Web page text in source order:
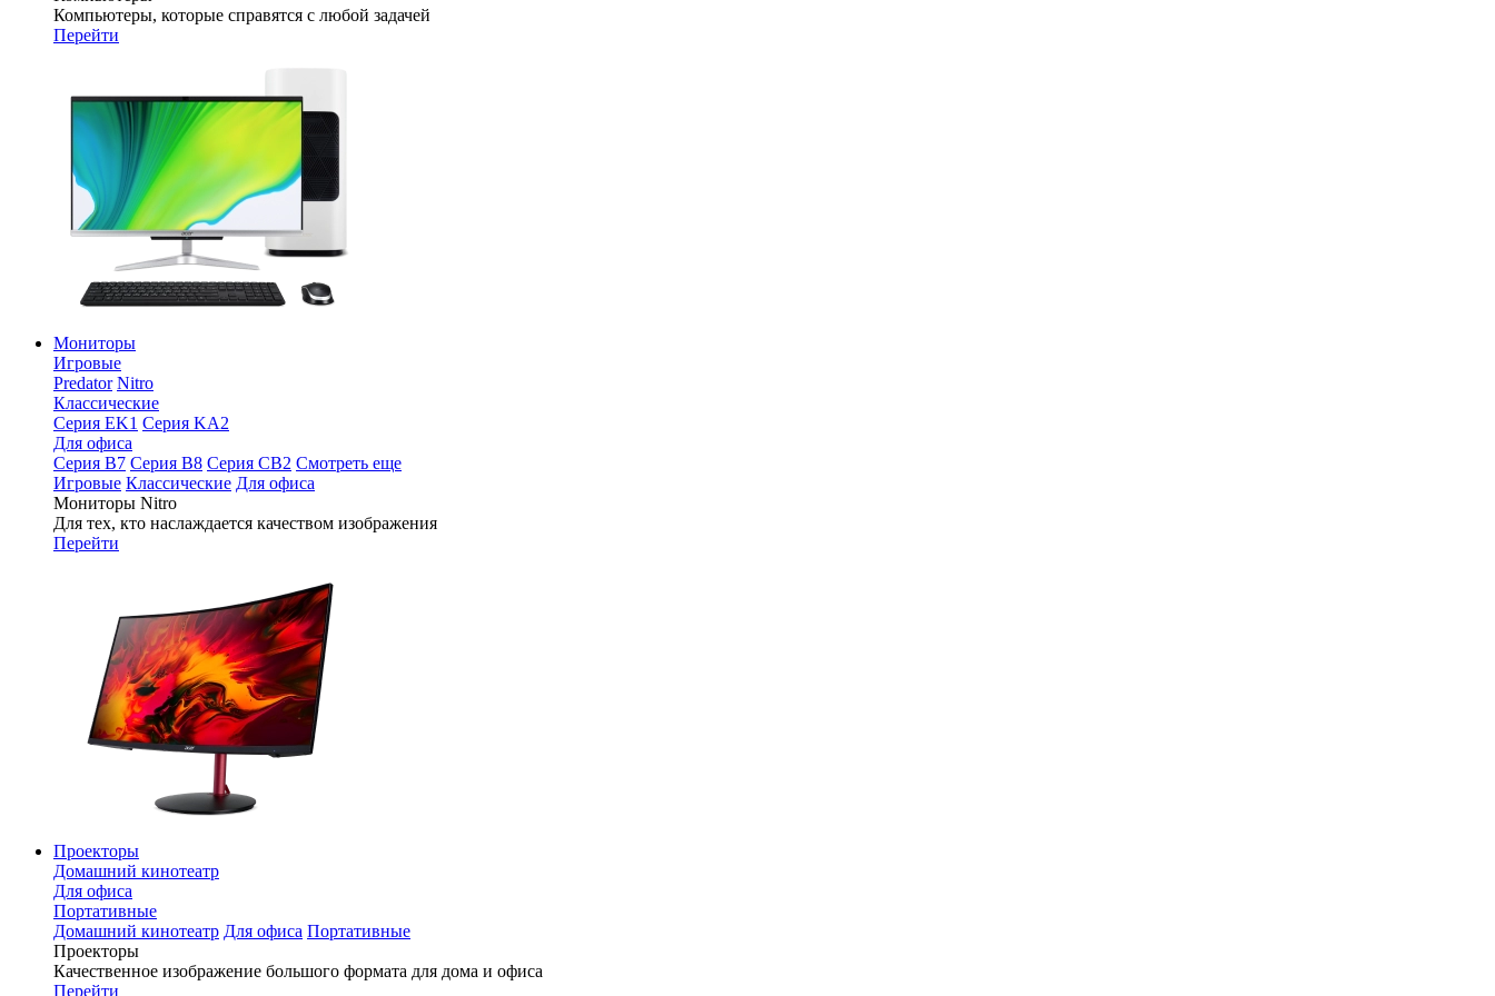
Компьютеры, которые справятся с любой задачей
Перейти
Мониторы
Игровые
Predator Nitro
Классические
Серия EK1 Серия KA2
Для офиса
Серия B7 Серия B8 Серия CB2 Смотреть еще
Игровые Классические Для офиса
Мониторы Nitro
Для тех, кто наслаждается качеством изображения
Перейти
Проекторы
Домашний кинотеатр
Для офиса
Портативные
Домашний кинотеатр Для офиса Портативные
Проекторы
Качественное изображение большого формата для дома и офиса
Перейти